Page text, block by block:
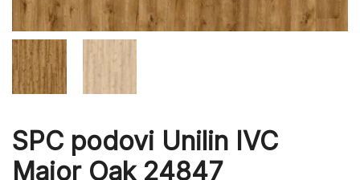
SPC podovi Unilin IVC
Major Oak 24847